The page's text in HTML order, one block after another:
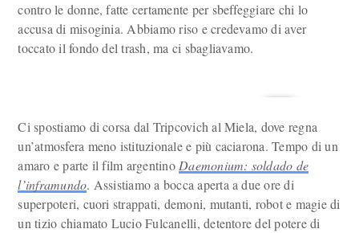
contro le donne, fatte certamente per sbeffeggiare chi lo
accusa di misoginia. Abbiamo riso e credevamo di aver
toccato il fondo del trash, ma ci sbagliavamo.
Ci spostiamo di corsa dal Tripcovich al Miela, dove regna
un’atmosfera meno istituzionale e più caciarona. Tempo di un
amaro e parte il film argentino Daemonium: soldado de
l’inframundo. Assistiamo a bocca aperta a due ore di
superpoteri, cuori strappati, demoni, mutanti, robot e magie di
un tizio chiamato Lucio Fulcanelli, detentore del potere di